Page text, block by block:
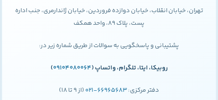
تهران، خیابان انقلاب، خیابان دوازده فروردین، خیابان ژاندارمری، جنب اداره
پست، پلاک 89، واحد همکف
پشتیبانی و پاسخگویی به سوالات از طریق شماره زیر در:
روبیکا، ایتا، تلگرام، واتساپ (09104080064
)
دفتر مرکزی:66965683-021 (از 9 تا 18)